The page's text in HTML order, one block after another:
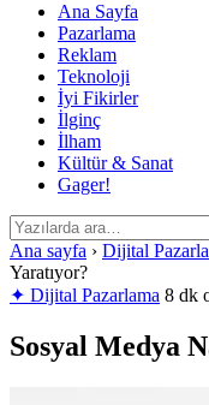
Ana Sayfa
Pazarlama
Reklam
Teknoloji
İyi Fikirler
İlginç
İlham
Kültür & Sanat
Gager!
Ana sayfa › Dijital
Yaratıyor?
✦ Dijital Pazarlama 8 dk
Sosyal Medya